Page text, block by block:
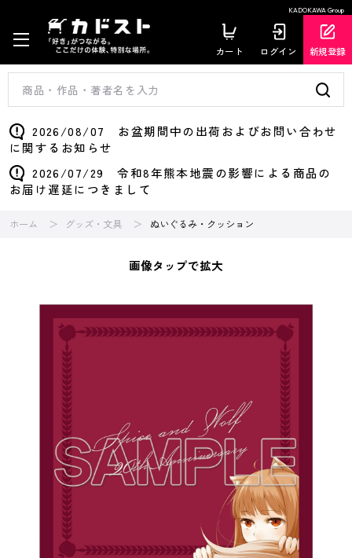
KADOKAWA Group
カート ログイン 新規登録
2026/08/07 お盆期間中の出荷およびお問い合わせ
に関するお知らせ
2026/07/29 令和8年熊本地震の影響による商品の
お届け遅延につきまして
ホーム グッズ・文具 ぬいぐるみ・クッション
画像タップで拡大